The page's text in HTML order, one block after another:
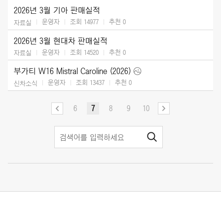
2026년 3월 기아 판매실적
자료실 운영자 조회 14977 추천 0
2026년 3월 현대차 판매실적
자료실 운영자 조회 14520 추천 0
부가티 W16 Mistral Caroline (2026)
신차소식 운영자 조회 13437 추천 0
6 7 8 9 10